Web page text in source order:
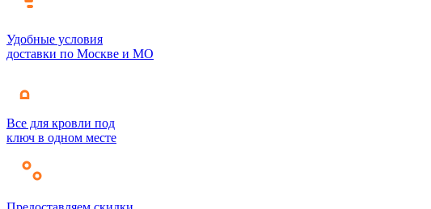
Удобные условия
доставки по Москве и МО
Все для кровли под
ключ в одном месте